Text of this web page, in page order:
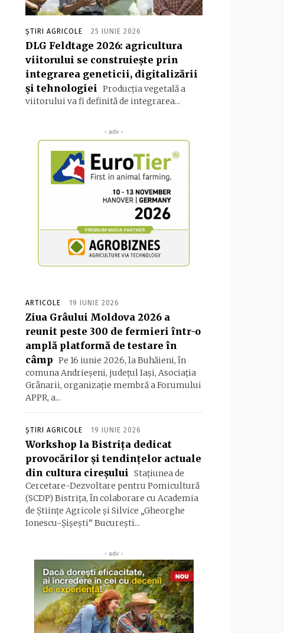
ȘTIRI AGRICOLE 25 IUNIE 2026
DLG Feldtage 2026: agricultura
viitorului se construiește prin
integrarea geneticii, digitalizării
și tehnologiei
Producția vegetală a
viitorului va fi definită de integrarea...
‹ adv ›
ARTICOLE 19 IUNIE 2026
Ziua Grâului Moldova 2026 a
reunit peste 300 de fermieri într-o
amplă platformă de testare în
câmp Pe 16 iunie 2026, la Buhăieni, în
comuna Andrieșeni, județul Iași, Asociația
Grânarii, organizație membră a Forumului
APPR, a...
ȘTIRI AGRICOLE 19 IUNIE 2026
Workshop la Bistrița dedicat
provocărilor și tendințelor actuale
din cultura cireșului Stațiunea de
Cercetare-Dezvoltare pentru Pomicultură
(SCDP) Bistrița, în colaborare cu Academia
de Științe Agricole și Silvice „Gheorghe
Ionescu-Șișești” București...
‹ adv ›